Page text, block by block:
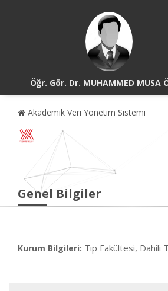
Öğr. Gör. Dr. MUHAMMED MUSA
Akademik Veri Yönetim Sistemi
Genel Bilgiler
Kurum Bilgileri: Tıp Fakültesi, Dahili